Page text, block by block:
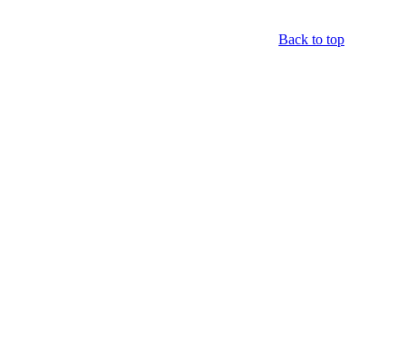
Back to top